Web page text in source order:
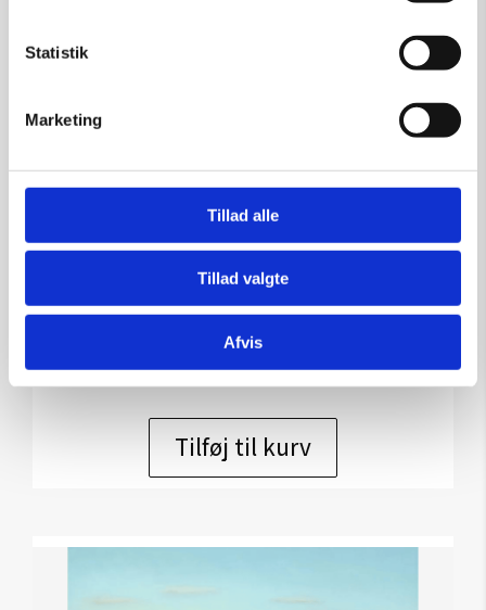
Statistik
Marketing
Tillad alle
Tillad valgte
Afvis
Udstillingsplakat med Thor
Lindeneg
Kunstner: Plakater fra udstillinger
Størrelse:
kr.250,00
Tilføj til kurv